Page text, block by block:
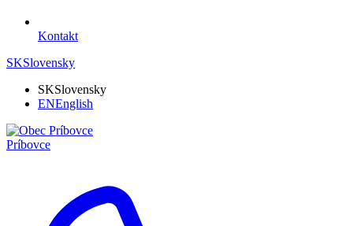
Kontakt
SKSlovensky
SKSlovensky
ENEnglish
Príbovce